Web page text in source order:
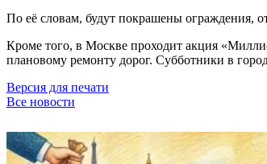
По её словам, будут покрашены ограждения,
Кроме того, в Москве проходит акция
плановому ремонту дорог. Субботники в
Версия для печати
Все новости